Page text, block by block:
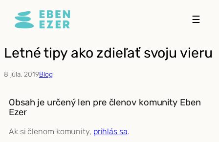
Prejsť
☰
Letné tipy ako zdieľať svoju vieru
8 júla, 2019Blog
Obsah je určený len pre členov komunity Eben
Ezer
Ak si členom komunity, prihlás sa.